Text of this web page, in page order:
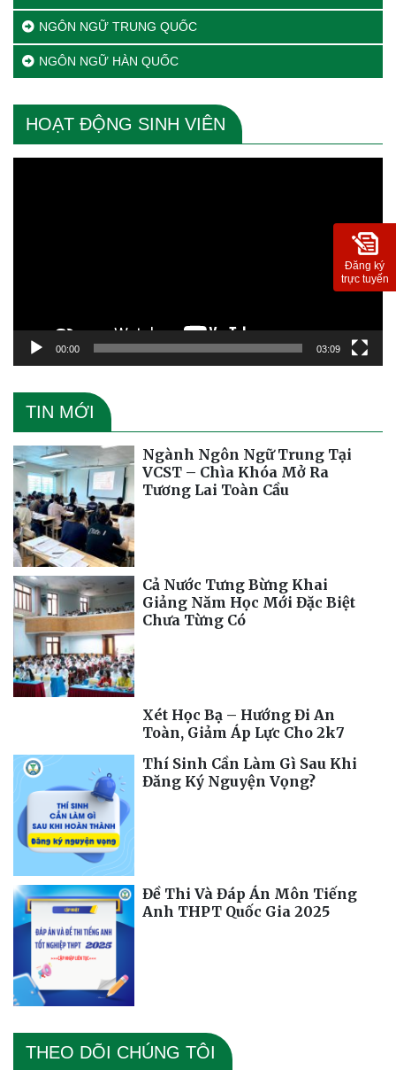
NGÔN NGỮ TRUNG QUỐC
NGÔN NGỮ HÀN QUỐC
HOẠT ĐỘNG SINH VIÊN
00:00 03:09
TIN MỚI
Ngành Ngôn Ngữ Trung Tại
VCST – Chìa Khóa Mở Ra
Tương Lai Toàn Cầu
Cả Nước Tưng Bừng Khai
Giảng Năm Học Mới Đặc Biệt
Chưa Từng Có
Xét Học Bạ – Hướng Đi An
Toàn, Giảm Áp Lực Cho 2k7
Thí Sinh Cần Làm Gì Sau Khi
Đăng Ký Nguyện Vọng?
Đề Thi Và Đáp Án Môn Tiếng
Anh THPT Quốc Gia 2025
THEO DÕI CHÚNG TÔI
Đăng ký
trực tuyến